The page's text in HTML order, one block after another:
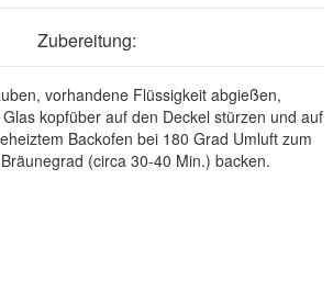
Zubereitung:
vorhandene Flüssigkeit abgießen,
kopfüber auf den Deckel stürzen und auf
Backofen bei 180 Grad Umluft zum
(circa 30-40 Min.) backen.